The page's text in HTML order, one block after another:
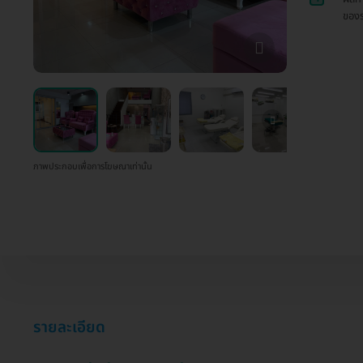
ภาพประกอบเพื่อการโฆษณาเท่านั้น
ของ
รายละเอียด